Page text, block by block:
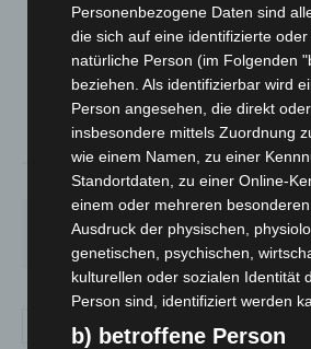
LANGENHAGEN
Mäßig Bewölkt
16.8°C
58% 2.2m/s
FR.
25° 26° 31 °
Personenbezogene Daten sind
die sich auf eine identifizierte
natürliche Person (im Folgenden
beziehen. Als identifizierbar wird
Person angesehen, die direkt
insbesondere mittels Zuordnung
wie einem Namen, zu einer
Standortdaten, zu einer Online-
einem oder mehreren
Ausdruck der physischen,
genetischen, psychischen,
kulturellen oder sozialen Identität
Person sind, identifiziert werden
b) betroffene Person